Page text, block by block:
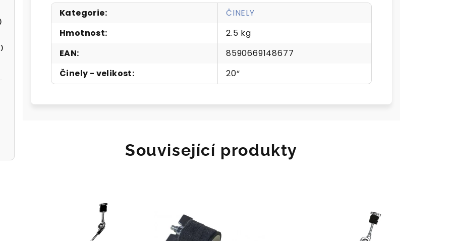
Kategorie:
ČINELY
Hmotnost:
2.5 kg
EAN:
8590669148677
Činely - velikost: 20“
Související produkty